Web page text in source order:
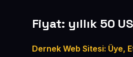
Fiyat: yıllık 50
Dernek Web Sitesi: Üye,